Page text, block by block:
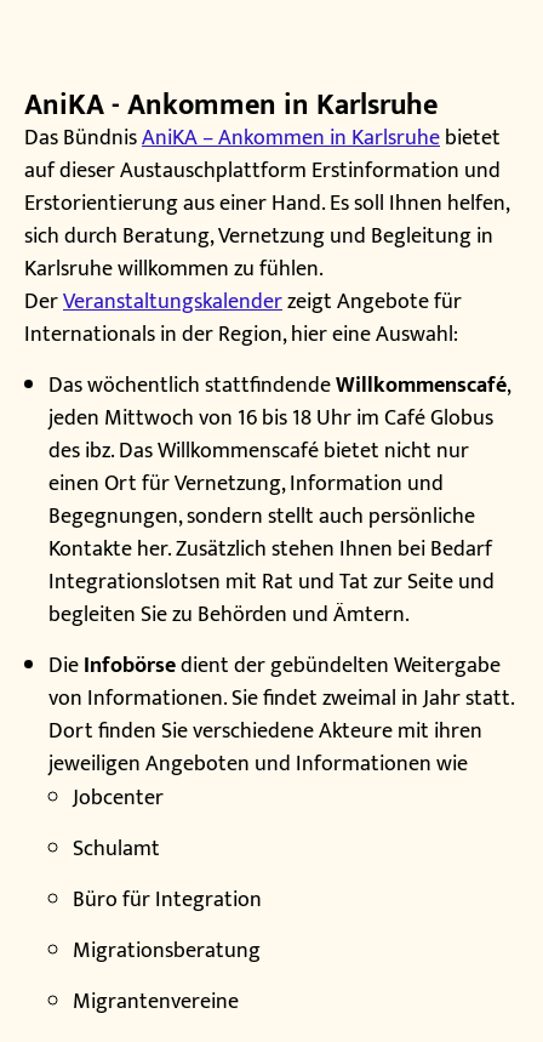
AniKA - Ankommen in Karlsruhe
Das BündnisAniKA – Ankommen in Karlsruhebietet
auf dieser Austauschplattform Erstinformation und
Erstorientierung aus einer Hand. Es soll Ihnen helfen,
sich durch Beratung, Vernetzung und Begleitung in
Karlsruhe willkommen zu fühlen.
DerVeranstaltungskalenderzeigt Angebote für
Internationals in der Region, hier eine Auswahl:
Das wöchentlich stattfindendeWillkommenscafé,
jeden Mittwoch von 16 bis 18 Uhr im Café Globus
des ibz. Das Willkommenscafé bietet nicht nur
einen Ort für Vernetzung, Information und
Begegnungen, sondern stellt auch persönliche
Kontakte her. Zusätzlich stehen Ihnen bei Bedarf
Integrationslotsen mit Rat und Tat zur Seite und
begleiten Sie zu Behörden und Ämtern.
DieInfobörsedient der gebündelten Weitergabe
von Informationen. Sie findet zweimal in Jahr statt.
Dort finden Sie verschiedene Akteure mit ihren
jeweiligen Angeboten und Informationen wie
Jobcenter
Schulamt
Büro für Integration
Migrationsberatung
Migrantenvereine